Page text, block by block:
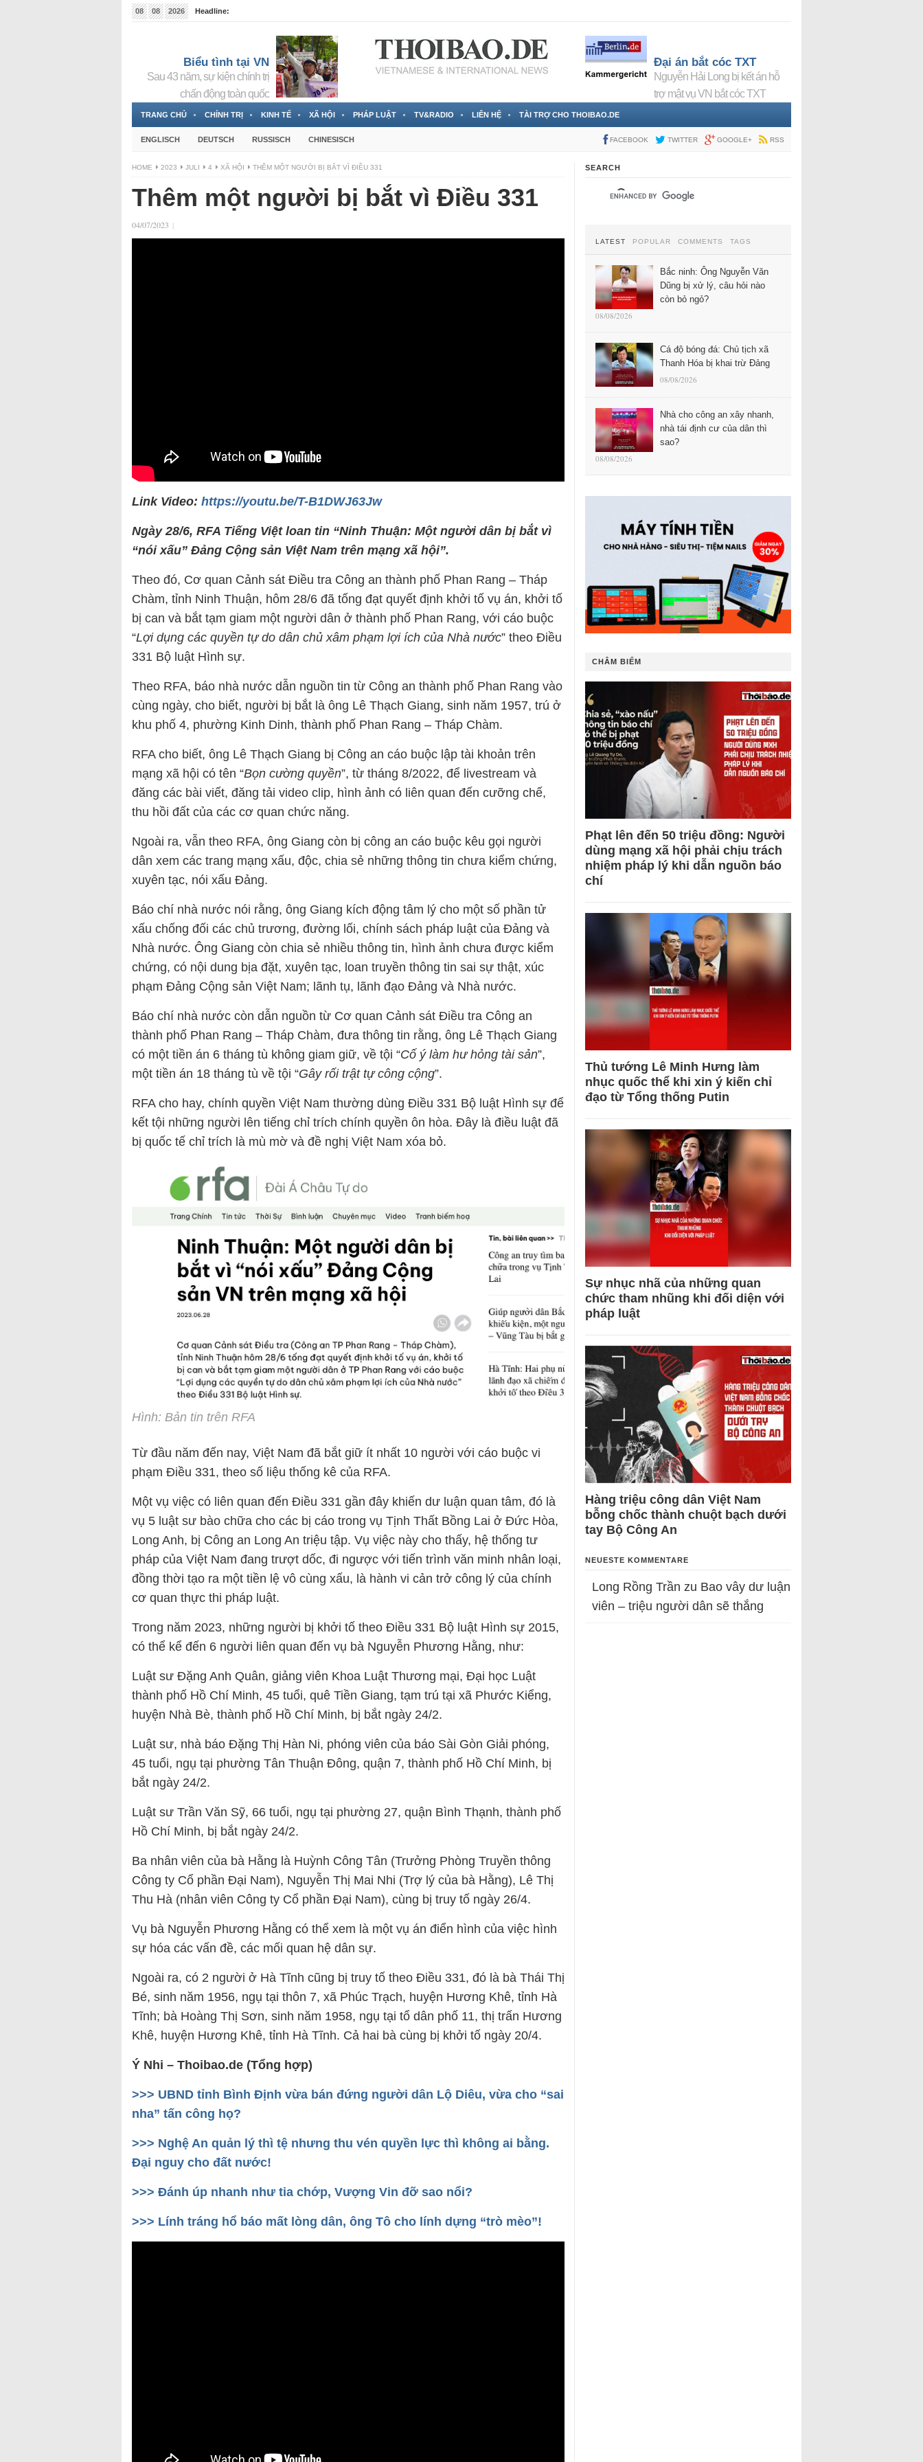
08 08 2026
Headline:
Biểu tình tại VN
Sau 43 năm, sự kiện chính trị
chấn động toàn quốc
Đại án bắt cóc TXT
Nguyễn Hải Long bị kết án hỗ
trợ mật vụ VN bắt cóc TXT
TRANG CHỦ CHÍNH TRỊ KINH TẾ XÃ HỘI PHÁP LUẬT TV&RADIO LIÊN HỆ TÀI TRỢ CHO THOIBAO.DE
ENGLISCH DEUTSCH RUSSISCH CHINESISCH FACEBOOK TWITTER GOOGLE+ RSS
HOME 2023 JULI 4 XÃ HỘI THÊM MỘT NGƯỜI BỊ BẮT VÌ ĐIỀU 331
Thêm một người bị bắt vì Điều 331
04/07/2023 |
Link Video: https://youtu.be/T-B1DWJ63Jw
Ngày 28/6, RFA Tiếng Việt loan tin “Ninh Thuận: Một người dân bị bắt vì
“nói xấu” Đảng Cộng sản Việt Nam trên mạng xã hội”.
Theo đó, Cơ quan Cảnh sát Điều tra Công an thành phố Phan Rang – Tháp
Chàm, tỉnh Ninh Thuận, hôm 28/6 đã tống đạt quyết định khởi tố vụ án, khởi tố
bị can và bắt tạm giam một người dân ở thành phố Phan Rang, với cáo buộc
“Lợi dụng các quyền tự do dân chủ xâm phạm lợi ích của Nhà nước” theo Điều
331 Bộ luật Hình sự.
Theo RFA, báo nhà nước dẫn nguồn tin từ Công an thành phố Phan Rang vào
cùng ngày, cho biết, người bị bắt là ông Lê Thạch Giang, sinh năm 1957, trú ở
khu phố 4, phường Kinh Dinh, thành phố Phan Rang – Tháp Chàm.
RFA cho biết, ông Lê Thạch Giang bị Công an cáo buộc lập tài khoản trên
mạng xã hội có tên “Bọn cường quyền”, từ tháng 8/2022, để livestream và
đăng các bài viết, đăng tải video clip, hình ảnh có liên quan đến cưỡng chế,
thu hồi đất của các cơ quan chức năng.
Ngoài ra, vẫn theo RFA, ông Giang còn bị công an cáo buộc kêu gọi người
dân xem các trang mạng xấu, độc, chia sẻ những thông tin chưa kiểm chứng,
xuyên tạc, nói xấu Đảng.
Báo chí nhà nước nói rằng, ông Giang kích động tâm lý cho một số phần tử
xấu chống đối các chủ trương, đường lối, chính sách pháp luật của Đảng và
Nhà nước. Ông Giang còn chia sẻ nhiều thông tin, hình ảnh chưa được kiểm
chứng, có nội dung bịa đặt, xuyên tạc, loan truyền thông tin sai sự thật, xúc
phạm Đảng Cộng sản Việt Nam; lãnh tụ, lãnh đạo Đảng và Nhà nước.
Báo chí nhà nước còn dẫn nguồn từ Cơ quan Cảnh sát Điều tra Công an
thành phố Phan Rang – Tháp Chàm, đưa thông tin rằng, ông Lê Thạch Giang
có một tiền án 6 tháng tù không giam giữ, về tội “Cố ý làm hư hỏng tài sản”,
một tiền án 18 tháng tù về tội “Gây rối trật tự công cộng”.
RFA cho hay, chính quyền Việt Nam thường dùng Điều 331 Bộ luật Hình sự để
kết tội những người lên tiếng chỉ trích chính quyền ôn hòa. Đây là điều luật đã
bị quốc tế chỉ trích là mù mờ và đề nghị Việt Nam xóa bỏ.
Hình: Bản tin trên RFA
Từ đầu năm đến nay, Việt Nam đã bắt giữ ít nhất 10 người với cáo buộc vi
phạm Điều 331, theo số liệu thống kê của RFA.
Một vụ việc có liên quan đến Điều 331 gần đây khiến dư luận quan tâm, đó là
vụ 5 luật sư bào chữa cho các bị cáo trong vụ Tịnh Thất Bồng Lai ở Đức Hòa,
Long Anh, bị Công an Long An triệu tập. Vụ việc này cho thấy, hệ thống tư
pháp của Việt Nam đang trượt dốc, đi ngược với tiến trình văn minh nhân loại,
đồng thời tạo ra một tiền lệ vô cùng xấu, là hành vi cản trở công lý của chính
cơ quan thực thi pháp luật.
Trong năm 2023, những người bị khởi tố theo Điều 331 Bộ luật Hình sự 2015,
có thể kể đến 6 người liên quan đến vụ bà Nguyễn Phương Hằng, như:
Luật sư Đặng Anh Quân, giảng viên Khoa Luật Thương mại, Đại học Luật
thành phố Hồ Chí Minh, 45 tuổi, quê Tiền Giang, tạm trú tại xã Phước Kiểng,
huyện Nhà Bè, thành phố Hồ Chí Minh, bị bắt ngày 24/2.
Luật sư, nhà báo Đặng Thị Hàn Ni, phóng viên của báo Sài Gòn Giải phóng,
45 tuổi, ngụ tại phường Tân Thuận Đông, quận 7, thành phố Hồ Chí Minh, bị
bắt ngày 24/2.
Luật sư Trần Văn Sỹ, 66 tuổi, ngụ tại phường 27, quận Bình Thạnh, thành phố
Hồ Chí Minh, bị bắt ngày 24/2.
Ba nhân viên của bà Hằng là Huỳnh Công Tân (Trưởng Phòng Truyền thông
Công ty Cổ phần Đại Nam), Nguyễn Thị Mai Nhi (Trợ lý của bà Hằng), Lê Thị
Thu Hà (nhân viên Công ty Cổ phần Đại Nam), cùng bị truy tố ngày 26/4.
Vụ bà Nguyễn Phương Hằng có thể xem là một vụ án điển hình của việc hình
sự hóa các vấn đề, các mối quan hệ dân sự.
Ngoài ra, có 2 người ở Hà Tĩnh cũng bị truy tố theo Điều 331, đó là bà Thái Thị
Bé, sinh năm 1956, ngụ tại thôn 7, xã Phúc Trạch, huyện Hương Khê, tỉnh Hà
Tĩnh; bà Hoàng Thị Sơn, sinh năm 1958, ngụ tại tổ dân phố 11, thị trấn Hương
Khê, huyện Hương Khê, tỉnh Hà Tĩnh. Cả hai bà cùng bị khởi tố ngày 20/4.
Ý Nhi – Thoibao.de (Tổng hợp)
>>> UBND tỉnh Bình Định vừa bán đứng người dân Lộ Diêu, vừa cho “sai
nha” tấn công họ?
>>> Nghệ An quản lý thì tệ nhưng thu vén quyền lực thì không ai bằng.
Đại nguy cho đất nước!
>>> Đánh úp nhanh như tia chớp, Vượng Vin đỡ sao nổi?
>>> Lính tráng hổ báo mất lòng dân, ông Tô cho lính dựng “trò mèo”!
SEARCH
LATEST POPULAR COMMENTS TAGS
Bắc ninh: Ông Nguyễn Văn
Dũng bị xử lý, câu hỏi nào
còn bỏ ngỏ?
08/08/2026
Cá độ bóng đá: Chủ tịch xã
Thanh Hóa bị khai trừ Đảng
08/08/2026
Nhà cho công an xây nhanh,
nhà tái định cư của dân thì
sao?
08/08/2026
CHÂM BIẾM
Phạt lên đến 50 triệu đồng: Người
dùng mạng xã hội phải chịu trách
nhiệm pháp lý khi dẫn nguồn báo
chí
Thủ tướng Lê Minh Hưng làm
nhục quốc thể khi xin ý kiến chỉ
đạo từ Tổng thống Putin
Sự nhục nhã của những quan
chức tham nhũng khi đối diện với
pháp luật
Hàng triệu công dân Việt Nam
bỗng chốc thành chuột bạch dưới
tay Bộ Công An
NEUESTE KOMMENTARE
Long Rồng Trần zu Bao vây dư luận
viên – triệu người dân sẽ thắng